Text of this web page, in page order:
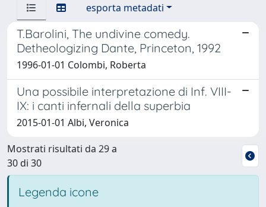
esporta metadati
T.Barolini, The undivine comedy.
Detheologizing Dante, Princeton, 1992
1996-01-01 Colombi, Roberta
Una possibile interpretazione di Inf. VIII-
IX: i canti infernali della superbia
2015-01-01 Albi, Veronica
Mostrati risultati da 29 a
30 di 30
Legenda icone